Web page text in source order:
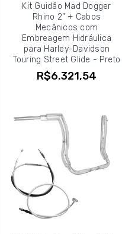
Kit Guidão Mad Dogger
Rhino 2" + Cabos
Mecânicos com
Embreagem Hidráulica
para Harley-Davidson
Touring Street Glide - Preto
R$6.321,54